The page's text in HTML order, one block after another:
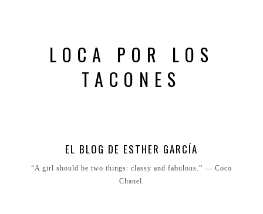
LOCA POR LOS
TACONES
EL BLOG DE ESTHER GARCÍA
“A girl should be two things: classy and fabulous.” ― Coco
Chanel.